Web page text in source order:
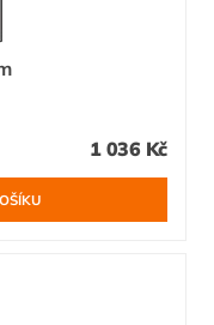
1 036 Kč